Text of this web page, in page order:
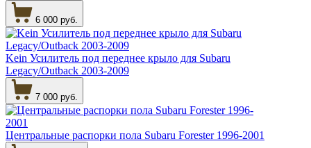
6 000 руб.
Kein Усилитель под переднее крыло для Subaru
Legacy/Outback 2003-2009
7 000 руб.
Центральные распорки пола Subaru Forester 1996-2001